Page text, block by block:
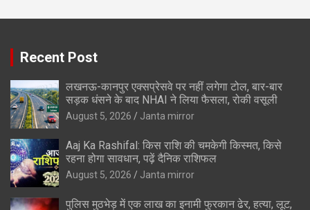
Recent Post
लखनऊ-कानपुर एक्सप्रेसवे पर नहीं लगेगा टोल, बार-बार
सड़क धंसने के बाद NHAI ने लिया फैसला, रोकी वसूली
August 5, 2026 Janta mirror
Aaj Ka Rashifal: किस राशि की चमकेगी किस्मत, किसे
रहना होगा सावधान, पढ़ें दैनिक राशिफल
August 5, 2026 Janta mirror
पुलिस मुठभेड़ में एक लाख का इनामी फुरकान ढेर, हत्या, लूट,